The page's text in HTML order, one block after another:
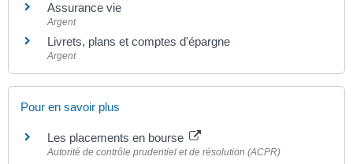
Assurance vie
Argent
Livrets, plans et comptes d'épargne
Argent
Pour en savoir plus
Les placements en bourse
Autorité de contrôle prudentiel et de résolution (ACPR)